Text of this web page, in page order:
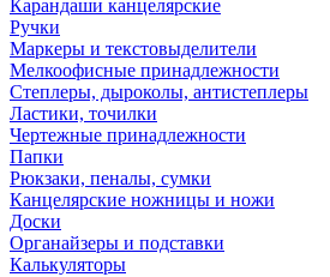
Карандаши канцелярские
Ручки
Маркеры и текстовыделители
Мелкоофисные принадлежности
Степлеры, дыроколы, антистеплеры
Ластики, точилки
Чертежные принадлежности
Папки
Рюкзаки, пеналы, сумки
Канцелярские ножницы и ножи
Доски
Органайзеры и подставки
Калькуляторы